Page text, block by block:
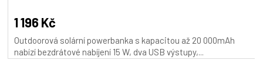
1 196 Kč
Outdoorová solární powerbanka s kapacitou až 20 000mAh
nabízí bezdrátové nabíjení 15 W, dva USB výstupy,...